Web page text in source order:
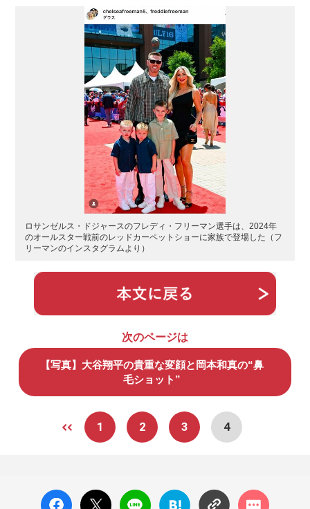
ロサンゼルス・ドジャースのフレディ・フリーマン選手は、2024年
のオールスター戦前のレッドカーペットショーに家族で登場した（フ
リーマンのインスタグラムより）
次のページは
【写真】大谷翔平の貴重な変顔と岡本和真の“鼻
毛ショット”
1 2 3 4
facebo
X ポス
LINE
はてな
コメン